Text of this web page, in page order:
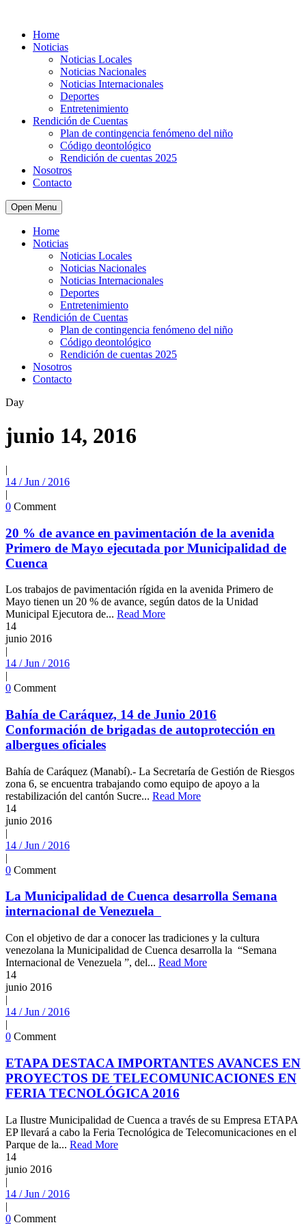
Home
Noticias
Noticias Locales
Noticias Nacionales
Noticias Internacionales
Deportes
Entretenimiento
Rendición de Cuentas
Plan de contingencia fenómeno del niño
Código deontológico
Rendición de cuentas 2025
Nosotros
Contacto
Open Menu
Home
Noticias
Noticias Locales
Noticias Nacionales
Noticias Internacionales
Deportes
Entretenimiento
Rendición de Cuentas
Plan de contingencia fenómeno del niño
Código deontológico
Rendición de cuentas 2025
Nosotros
Contacto
Day
junio 14, 2016
|
14 / Jun / 2016
|
0 Comment
20 % de avance en pavimentación de la avenida
Primero de Mayo ejecutada por Municipalidad de
Cuenca
Los trabajos de pavimentación rígida en la avenida Primero de
Mayo tienen un 20 % de avance, según datos de la Unidad
Municipal Ejecutora de... Read More
14
junio 2016
|
14 / Jun / 2016
|
0 Comment
Bahía de Caráquez, 14 de Junio 2016
Conformación de brigadas de autoprotección en
albergues oficiales
Bahía de Caráquez (Manabí).- La Secretaría de Gestión de Riesgos
zona 6, se encuentra trabajando como equipo de apoyo a la
restabilización del cantón Sucre... Read More
14
junio 2016
|
14 / Jun / 2016
|
0 Comment
La Municipalidad de Cuenca desarrolla Semana
internacional de Venezuela
Con el objetivo de dar a conocer las tradiciones y la cultura
venezolana la Municipalidad de Cuenca desarrolla la “Semana
Internacional de Venezuela ”, del... Read More
14
junio 2016
|
14 / Jun / 2016
|
0 Comment
ETAPA DESTACA IMPORTANTES AVANCES EN
PROYECTOS DE TELECOMUNICACIONES EN
FERIA TECNOLÓGICA 2016
La Ilustre Municipalidad de Cuenca a través de su Empresa ETAPA
EP llevará a cabo la Feria Tecnológica de Telecomunicaciones en el
Parque de la... Read More
14
junio 2016
|
14 / Jun / 2016
|
0 Comment